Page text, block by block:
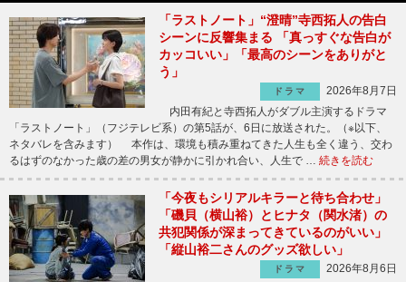
「ラストノート」“澄晴”寺西拓人の告白
シーンに反響集まる 「真っすぐな告白が
カッコいい」「最高のシーンをありがと
う」
ドラマ
2026年8月7日
内田有紀と寺西拓人がダブル主演するドラマ
「ラストノート」（フジテレビ系）の第5話が、6日に放送された。（※以下、
ネタバレを含みます） 本作は、環境も積み重ねてきた人生も全く違う、交わ
るはずのなかった歳の差の男女が静かに引かれ合い、人生で … 続きを読む
「今夜もシリアルキラーと待ち合わせ」
「磯貝（横山裕）とヒナタ（関水渚）の
共犯関係が深まってきているのがいい」
「縦山裕二さんのグッズ欲しい」
ドラマ
2026年8月6日